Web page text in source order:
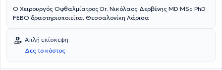
Ο Χειρουργός Οφθαλμίατρος Dr. Νικόλαος Δερβένης MD MSc PhD
FEBO δραστηριοποιείται Θεσσαλονίκη Λάρισα
Απλή επίσκεψη
Δες το κόστος